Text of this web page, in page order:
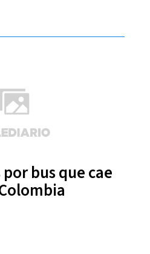
bus que cae